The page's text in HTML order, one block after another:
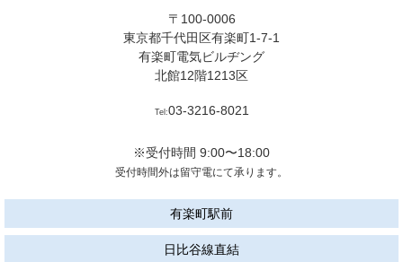
〒100-0006
東京都千代田区有楽町1-7-1
有楽町電気ビルヂング
北館12階1213区
Tel:03-3216-8021
※受付時間 9:00〜18:00
受付時間外は留守電にて承ります。
有楽町駅前
日比谷線直結